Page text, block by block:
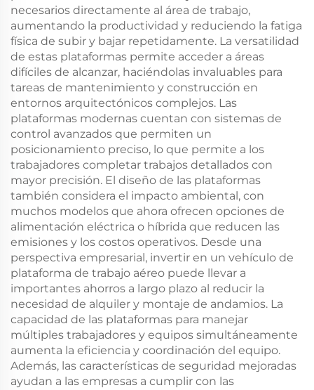
necesarios directamente al área de trabajo,
aumentando la productividad y reduciendo la fatiga
física de subir y bajar repetidamente. La versatilidad
de estas plataformas permite acceder a áreas
difíciles de alcanzar, haciéndolas invaluables para
tareas de mantenimiento y construcción en
entornos arquitectónicos complejos. Las
plataformas modernas cuentan con sistemas de
control avanzados que permiten un
posicionamiento preciso, lo que permite a los
trabajadores completar trabajos detallados con
mayor precisión. El diseño de las plataformas
también considera el impacto ambiental, con
muchos modelos que ahora ofrecen opciones de
alimentación eléctrica o híbrida que reducen las
emisiones y los costos operativos. Desde una
perspectiva empresarial, invertir en un vehículo de
plataforma de trabajo aéreo puede llevar a
importantes ahorros a largo plazo al reducir la
necesidad de alquiler y montaje de andamios. La
capacidad de las plataformas para manejar
múltiples trabajadores y equipos simultáneamente
aumenta la eficiencia y coordinación del equipo.
Además, las características de seguridad mejoradas
ayudan a las empresas a cumplir con las